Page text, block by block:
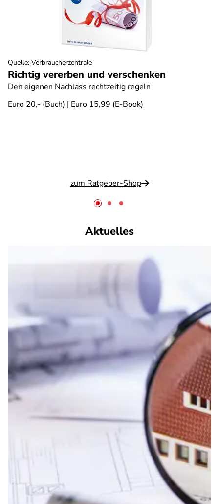
Richtig vererben und verschenken
Den eigenen Nachlass rechtzeitig regeln
Euro 20,- (Buch) | Euro 15,99 (E-Book)
zum Ratgeber-Shop
Quelle: Verbraucherzentrale
Aktuelles